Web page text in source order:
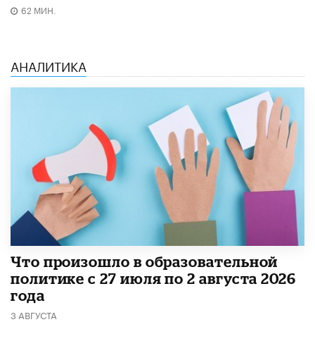
62 МИН.
АНАЛИТИКА
​Что произошло в образовательной
политике с 27 июля по 2 августа 2026
года
3 АВГУСТА